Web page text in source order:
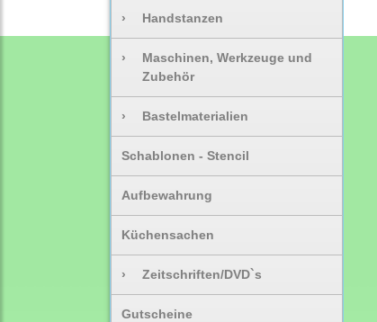
› Handstanzen
›
Maschinen, Werkzeuge und
Zubehör
› Bastelmaterialien
Schablonen - Stencil
Aufbewahrung
Küchensachen
› Zeitschriften/DVD`s
Gutscheine